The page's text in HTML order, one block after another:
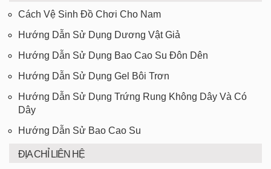
Cách Vệ Sinh Đồ Chơi Cho Nam
Hướng Dẫn Sử Dụng Dương Vật Giả
Hướng Dẫn Sử Dụng Bao Cao Su Đôn Dên
Hướng Dẫn Sử Dụng Gel Bôi Trơn
Hướng Dẫn Sử Dụng Trứng Rung Không Dây Và Có
Dây
Hướng Dẫn Sử Bao Cao Su
ĐỊA CHỈ LIÊN HỆ